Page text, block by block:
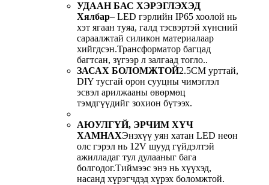
УДААН БАС ХЭРЭГЛЭХЭД
Хялбар– LED гэрлийн IP65 хоолой нь
хэт ягаан туяа, галд тэсвэртэй хүнсний
сараалжтай силикон материалаар
хийгдсэн.Трансформатор багцад
багтсан, зүгээр л залгаад тогло..
ЗАСАХ БОЛОМЖТОЙ2.5CM урттай,
DIY тусгай орон сууцны чимэглэл
эсвэл арилжааны өвөрмөц
тэмдгүүдийг зохион бүтээх.
АЮУЛГҮЙ, ЭРЧИМ ХҮЧ
ХАМНАХЭнэхүү уян хатан LED неон
олс гэрэл нь 12V шууд гүйдэлтэй
ажилладаг тул дулааныг бага
болгодог.Тиймээс энэ нь хүүхэд,
насанд хүрэгчдэд хүрэх боломжтой.